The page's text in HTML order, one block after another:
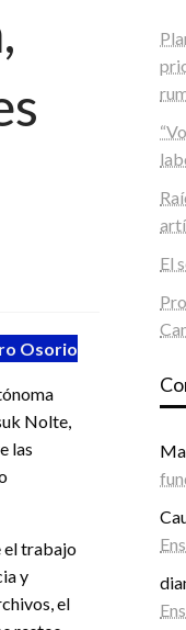
Osorio
Nolte,
las
el trabajo
y
el
El